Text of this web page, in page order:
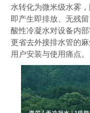
水转化为微米级水雾
即产生即排放、无残
酸性冷凝水对设备内
更省去外接排水管的
用户安装与使用痛点。